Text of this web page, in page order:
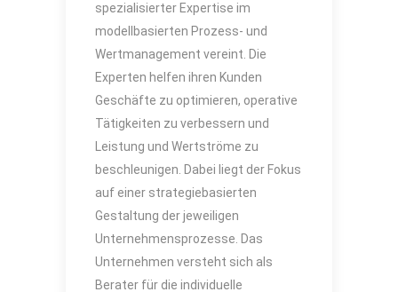
spezialisierter Expertise im
modellbasierten Prozess- und
Wertmanagement vereint. Die
Experten helfen ihren Kunden
Geschäfte zu optimieren, operative
Tätigkeiten zu verbessern und
Leistung und Wertströme zu
beschleunigen. Dabei liegt der Fokus
auf einer strategiebasierten
Gestaltung der jeweiligen
Unternehmensprozesse. Das
Unternehmen versteht sich als
Berater für die individuelle